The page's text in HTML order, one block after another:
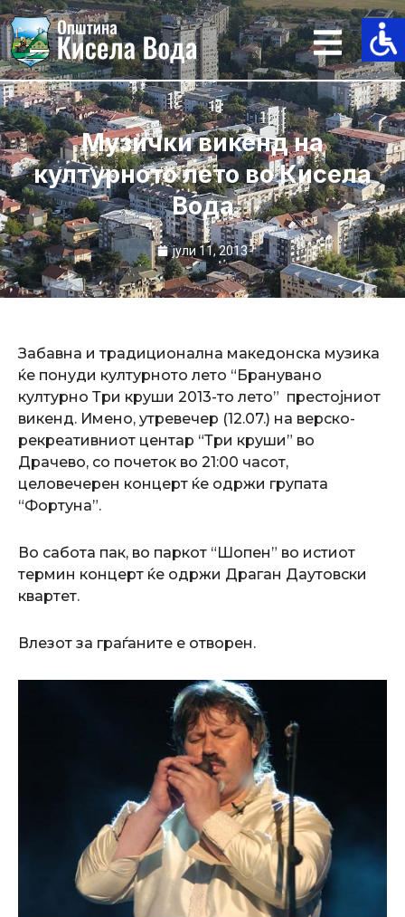
Skip
to
content
Музички викенд на
културното лето во Кисела
Вода
јули 11, 2013
Забавна и традиционална македонска музика
ќе понуди културното лето “Бранувано
културно Три круши 2013-то лето” престојниот
викенд. Имено, утревечер (12.07.) на верско-
рекреативниот центар “Три круши” во
Драчево, со почеток во 21:00 часот,
целовечерен концерт ќе одржи групата
“Фортуна”.
Во сабота пак, во паркот “Шопен” во истиот
термин концерт ќе одржи Драган Даутовски
квартет.
Влезот за граѓаните е отворен.